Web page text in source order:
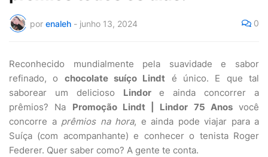
por enaleh - junho 13, 2024 0
Reconhecido mundialmente pela suavidade e sabor
refinado, o chocolate suíço Lindt é único. E que tal
saborear um delicioso Lindore ainda concorrer a
prêmios? Na Promoção Lindt | Lindor 75 Anosvocê
concorre aprêmios na hora, e ainda pode viajar para a
Suíça (com acompanhante) e conhecer o tenista Roger
Federer. Quer saber como? A gente te conta.